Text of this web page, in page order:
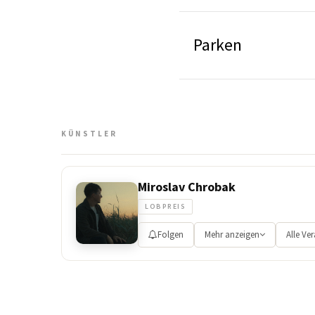
Parken
KÜNSTLER
Miroslav Chrobak
LOBPREIS
Folgen Mehr anzeigen Alle